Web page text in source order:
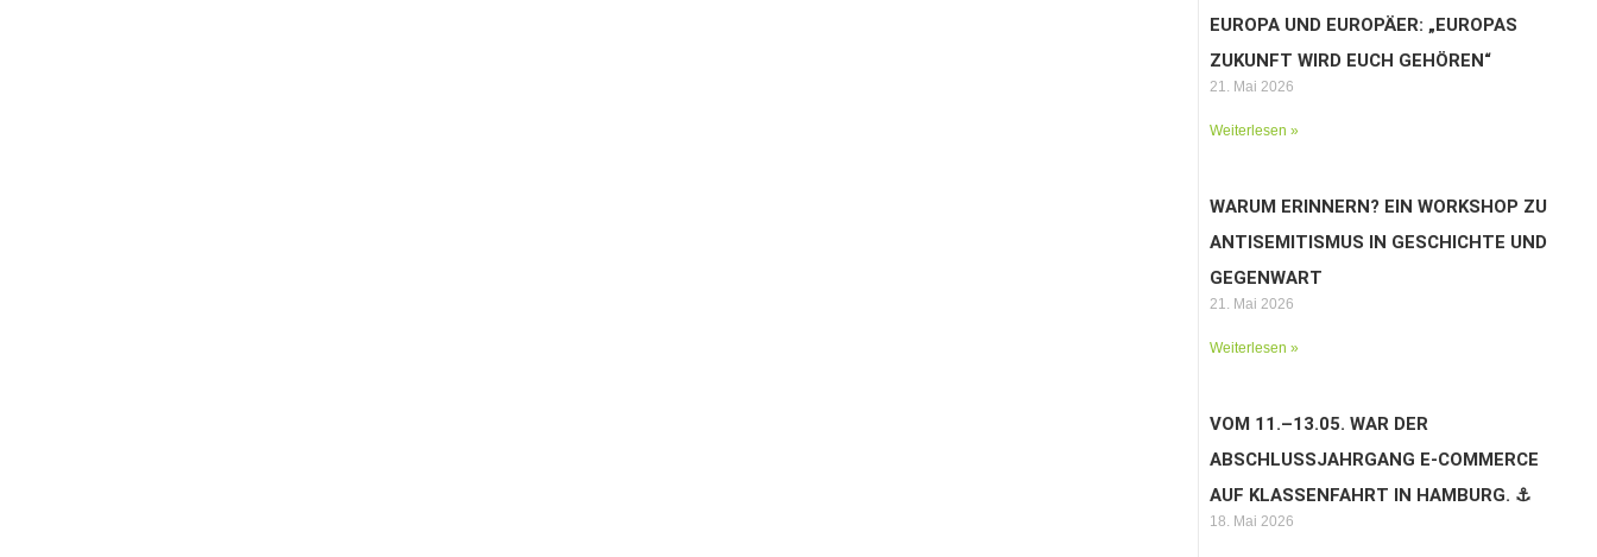
EUROPA UND EUROPÄER: „EUROPAS
ZUKUNFT WIRD EUCH GEHÖREN“
21. Mai 2026
Weiterlesen »
WARUM ERINNERN? EIN WORKSHOP ZU
ANTISEMITISMUS IN GESCHICHTE UND
GEGENWART
21. Mai 2026
Weiterlesen »
VOM 11.–13.05. WAR DER
ABSCHLUSSJAHRGANG E-COMMERCE
AUF KLASSENFAHRT IN HAMBURG. ⚓️
18. Mai 2026